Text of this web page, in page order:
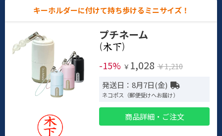
キーホルダーに付けて持ち歩けるミニサイズ！
プチネーム
(
)
-15% ￥ 1,028 ￥1,210
発送日：8月7日(金)
ネコポス（郵便受けへお届け）
商品詳細・ご注文